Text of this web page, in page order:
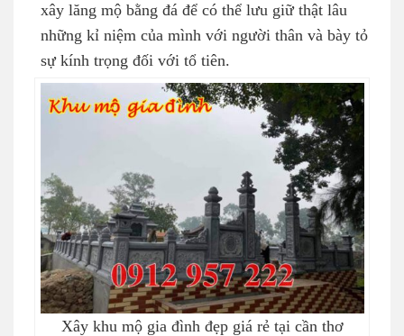
xây lăng mộ bằng đá để có thể lưu giữ thật lâu
những kỉ niệm của mình với người thân và bày tỏ
sự kính trọng đối với tổ tiên.
Xây khu mộ gia đình đẹp giá rẻ tại cần thơ